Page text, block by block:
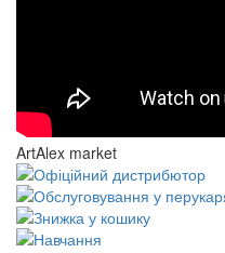
ArtAlex market